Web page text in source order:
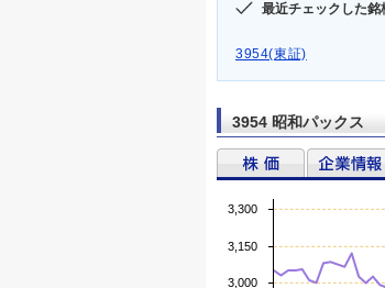
最近チェックした銘
3954(東証)
3954 昭和パックス